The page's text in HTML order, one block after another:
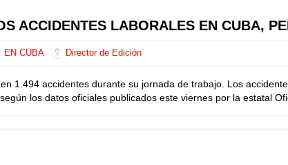
ACCIDENTES LABORALES EN CUBA,
EN CUBA Director de Edición
1.494 accidentes durante su jornada de trabajo. Los
los datos oficiales publicados este viernes por la estatal